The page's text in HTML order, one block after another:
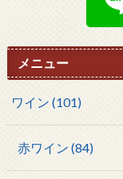
メニュー
ワイン (101)
赤ワイン (84)